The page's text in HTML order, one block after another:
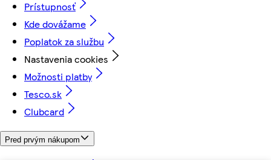
Prístupnosť
Kde dovážame
Poplatok za službu
Nastavenia cookies
Možnosti platby
Tesco.sk
Clubcard
Pred prvým nákupom